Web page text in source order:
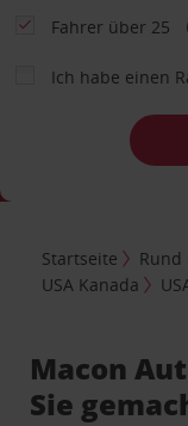
Fahrer über 25
Ich habe einen
Startseite Rund
USA Kanada
Macon
Sie